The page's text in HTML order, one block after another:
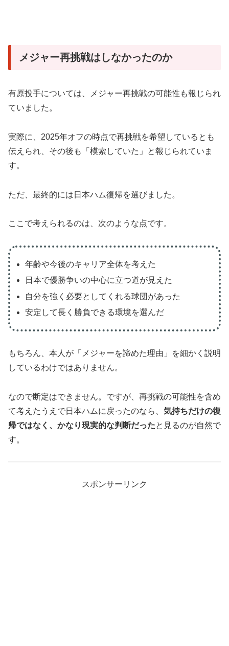
メジャー再挑戦はしなかったのか
有原投手については、メジャー再挑戦の可能性も報じられ
ていました。
実際に、2025年オフの時点で再挑戦を希望しているとも
伝えられ、その後も「模索していた」と報じられていま
す。
ただ、最終的には日本ハム復帰を選びました。
ここで考えられるのは、次のような点です。
年齢や今後のキャリア全体を考えた
日本で優勝争いの中心に立つ道が見えた
自分を強く必要としてくれる球団があった
安定して長く勝負できる環境を選んだ
もちろん、本人が「メジャーを諦めた理由」を細かく説明
しているわけではありません。
なので断定はできません。ですが、再挑戦の可能性を含め
て考えたうえで日本ハムに戻ったのなら、 気持ちだけの復
帰ではなく、かなり現実的な判断だったと見るのが自然で
す。
スポンサーリンク